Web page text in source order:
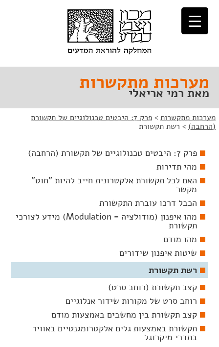
לתוכן
לניווט
מערכות מתקשרות
מאת רמי אריאלי
מערכות מתקשרות >
פרק 7: היבטים טכנולוגיים של תקשורת
(הרחבה) > רשת תקשורת
פרק 7: היבטים טכנולוגיים של תקשורת (הרחבה)
מהי תדירות
האם לכל תקשורת אלקטרונית חייב להיות "חוט"
מקשר
הכבל דרכו עוברת התקשורת
מהו איפנון (מודולציה = Modulation) מידע לצורכי
תקשורת
מהו מודם
שיטות איפנון שידורים
רשת תקשורת
קצב תקשורת (רוחב סרט)
רוחב סרט של מקורות שידור אנלוגיים
קצב תקשורת בין מחשבים באמצעות מודם
תקשורת באמצעות גלים אלקטרומגנטיים באוויר
בתדרי מיקרוגל